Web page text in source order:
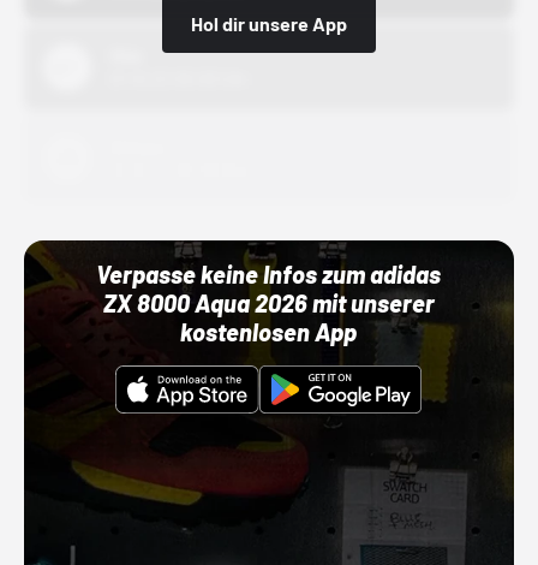
Hol dir unsere App
Verpasse keine Infos zum adidas
ZX 8000 Aqua 2026 mit unserer
kostenlosen App